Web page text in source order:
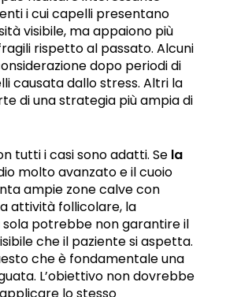
i cui capelli presentano
visibile, ma appaiono più
rispetto al passato. Alcuni
dopo periodi di
causata dallo stress. Altri la
di una strategia più ampia di
tutti i casi sono adatti. Se la
molto avanzato e il cuoio
ampie zone calve con
attività follicolare, la
potrebbe non garantire il
che il paziente si aspetta.
che è fondamentale una
L’obiettivo non dovrebbe